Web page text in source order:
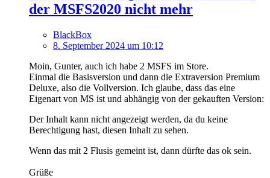
der MSFS2020 nicht mehr
BlackBox
8. September 2024 um 10:12
Moin, Gunter, auch ich habe 2 MSFS im Store.
Einmal die Basisversion und dann die Extraversion Premium
Deluxe, also die Vollversion. Ich glaube, dass das eine
Eigenart von MS ist und abhängig von der gekauften Version:
Der Inhalt kann nicht angezeigt werden, da du keine
Berechtigung hast, diesen Inhalt zu sehen.
Wenn das mit 2 Flusis gemeint ist, dann dürfte das ok sein.
Grüße